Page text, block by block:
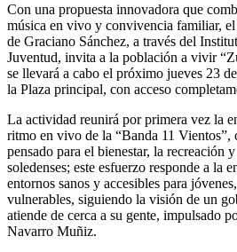
Con una propuesta innovadora que
música en vivo y convivencia familiar,
de Graciano Sánchez, a través del
Juventud, invita a la población a vivir
se llevará a cabo el próximo jueves 23
la Plaza principal, con acceso
La actividad reunirá por primera vez la
ritmo en vivo de la “Banda 11 Vientos”,
pensado para el bienestar, la recreación
soledenses; este esfuerzo responde a la
entornos sanos y accesibles para
vulnerables, siguiendo la visión de un
atiende de cerca a su gente, impulsado
Navarro Muñiz.